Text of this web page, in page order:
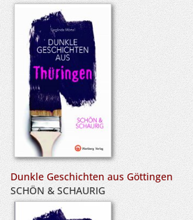
Dunkle Geschichten aus Göttingen
SCHÖN & SCHAURIG